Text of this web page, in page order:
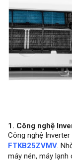
1. Công nghệ
Công nghệ
FTKB25ZVMV.
máy nén, máy